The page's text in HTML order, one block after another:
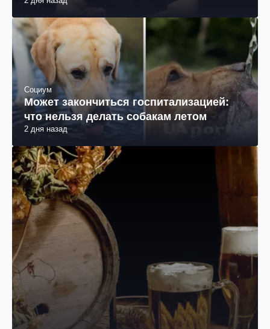
Социум
Может закончиться госпитализацией:
что нельзя делать собакам летом
2 дня назад